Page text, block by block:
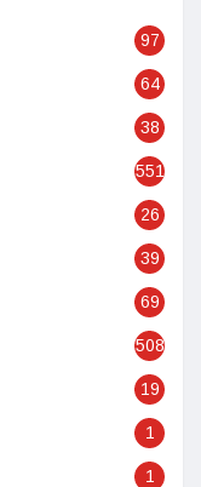
97
64
38
551
26
39
69
508
19
1
1